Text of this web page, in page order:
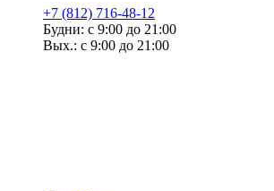
+7 (812) 716-48-12
Будни: с 9:00 до 21:00
Вых.: с 9:00 до 21:00